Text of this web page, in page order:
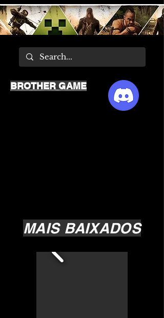
MAIS BAIXADOS
BROTHER GAME